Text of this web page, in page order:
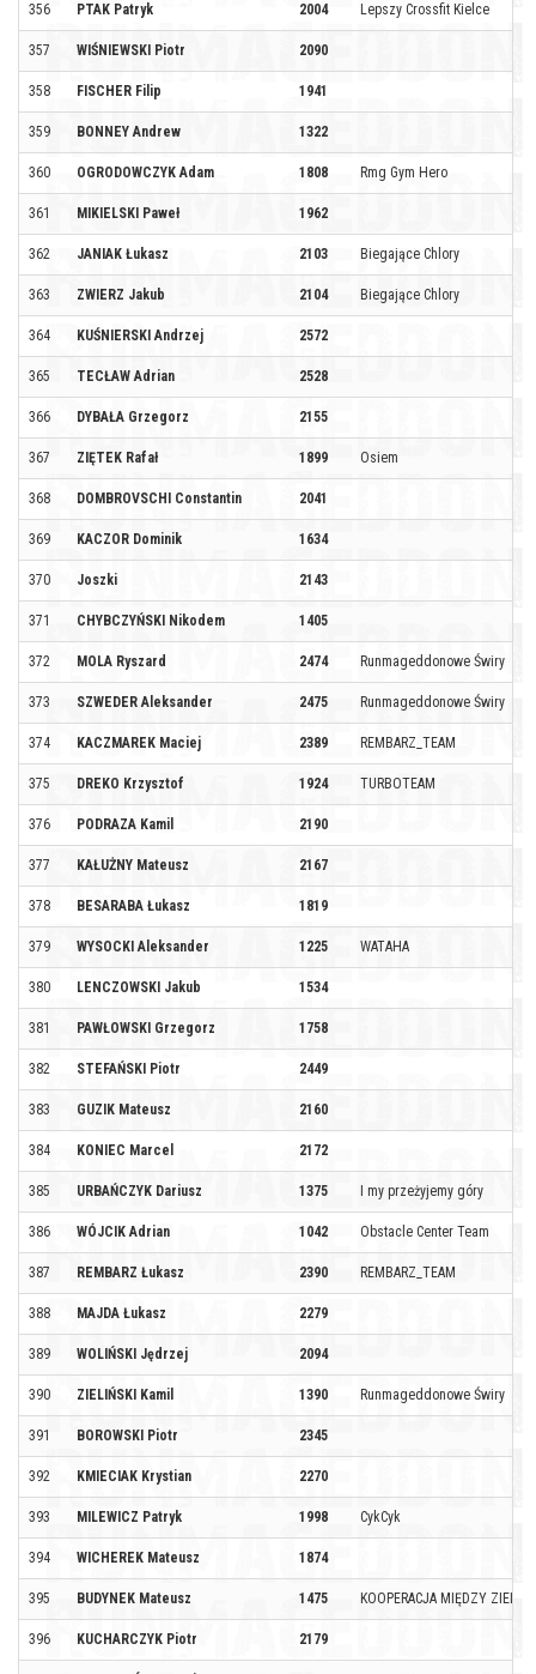
356 PTAK Patryk 2004 Lepszy Crossfit Kielce
357 WIŚNIEWSKI Piotr 2090
358 FISCHER Filip 1941
359 BONNEY Andrew 1322
360 OGRODOWCZYK Adam 1808 Rmg Gym Hero
361 MIKIELSKI Paweł 1962
362 JANIAK Łukasz 2103 Biegające Chlory
363 ZWIERZ Jakub 2104 Biegające Chlory
364 KUŚNIERSKI Andrzej 2572
365 TECŁAW Adrian 2528
366 DYBAŁA Grzegorz 2155
367 ZIĘTEK Rafał 1899 Osiem
368 DOMBROVSCHI Constantin 2041
369 KACZOR Dominik 1634
370 Joszki 2143
371 CHYBCZYŃSKI Nikodem 1405
372 MOLA Ryszard 2474 Runmageddonowe Świry
373 SZWEDER Aleksander 2475 Runmageddonowe Świry
374 KACZMAREK Maciej 2389 REMBARZ_TEAM
375 DREKO Krzysztof 1924 TURBOTEAM
376 PODRAZA Kamil 2190
377 KAŁUŻNY Mateusz 2167
378 BESARABA Łukasz 1819
379 WYSOCKI Aleksander 1225 WATAHA
380 LENCZOWSKI Jakub 1534
381 PAWŁOWSKI Grzegorz 1758
382 STEFAŃSKI Piotr 2449
383 GUZIK Mateusz 2160
384 KONIEC Marcel 2172
385 URBAŃCZYK Dariusz 1375 I my przeżyjemy góry
386 WÓJCIK Adrian 1042 Obstacle Center Team
387 REMBARZ Łukasz 2390 REMBARZ_TEAM
388 MAJDA Łukasz 2279
389 WOLIŃSKI Jędrzej 2094
390 ZIELIŃSKI Kamil 1390 Runmageddonowe Świry
391 BOROWSKI Piotr 2345
392 KMIECIAK Krystian 2270
393 MILEWICZ Patryk 1998 CykCyk
394 WICHEREK Mateusz 1874
395 BUDYNEK Mateusz 1475 KOOPERACJA MIĘDZY
396 KUCHARCZYK Piotr 2179